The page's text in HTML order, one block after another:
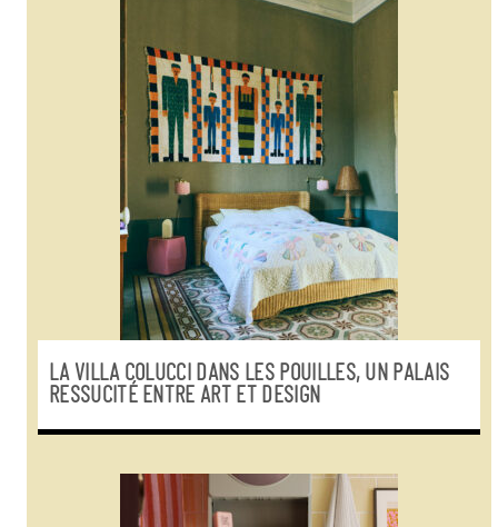
LA VILLA COLUCCI DANS LES POUILLES, UN PALAIS
RESSUCITÉ ENTRE ART ET DESIGN